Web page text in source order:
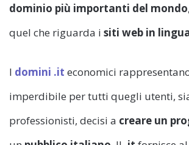
dominio più importanti del mondo
quel che riguarda i siti web in
I domini .it economici
imperdibile per tutti quegli utenti,
professionisti, decisi a creare un